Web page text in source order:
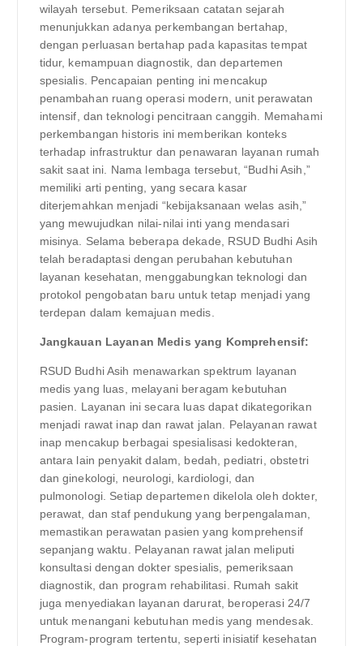
wilayah tersebut. Pemeriksaan catatan sejarah
menunjukkan adanya perkembangan bertahap,
dengan perluasan bertahap pada kapasitas tempat
tidur, kemampuan diagnostik, dan departemen
spesialis. Pencapaian penting ini mencakup
penambahan ruang operasi modern, unit perawatan
intensif, dan teknologi pencitraan canggih. Memahami
perkembangan historis ini memberikan konteks
terhadap infrastruktur dan penawaran layanan rumah
sakit saat ini. Nama lembaga tersebut, “Budhi Asih,”
memiliki arti penting, yang secara kasar
diterjemahkan menjadi “kebijaksanaan welas asih,”
yang mewujudkan nilai-nilai inti yang mendasari
misinya. Selama beberapa dekade, RSUD Budhi Asih
telah beradaptasi dengan perubahan kebutuhan
layanan kesehatan, menggabungkan teknologi dan
protokol pengobatan baru untuk tetap menjadi yang
terdepan dalam kemajuan medis.
Jangkauan Layanan Medis yang Komprehensif:
RSUD Budhi Asih menawarkan spektrum layanan
medis yang luas, melayani beragam kebutuhan
pasien. Layanan ini secara luas dapat dikategorikan
menjadi rawat inap dan rawat jalan. Pelayanan rawat
inap mencakup berbagai spesialisasi kedokteran,
antara lain penyakit dalam, bedah, pediatri, obstetri
dan ginekologi, neurologi, kardiologi, dan
pulmonologi. Setiap departemen dikelola oleh dokter,
perawat, dan staf pendukung yang berpengalaman,
memastikan perawatan pasien yang komprehensif
sepanjang waktu. Pelayanan rawat jalan meliputi
konsultasi dengan dokter spesialis, pemeriksaan
diagnostik, dan program rehabilitasi. Rumah sakit
juga menyediakan layanan darurat, beroperasi 24/7
untuk menangani kebutuhan medis yang mendesak.
Program-program tertentu, seperti inisiatif kesehatan